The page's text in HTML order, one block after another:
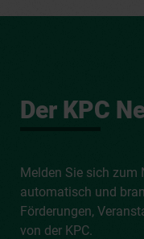
Der KPC
Melden Sie sich zum
automatisch und
Förderungen,
von der KPC.